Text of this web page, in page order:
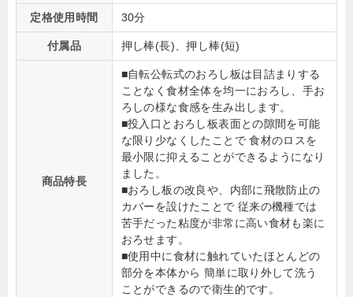
定格使用時間 30分
付属品 押し棒(長)、押し棒(短)
商品特長
■自転公転式のおろし板は目詰まりする
ことなく食材全体を均一におろし、手お
ろしの様な食感を生み出します。
■投入口とおろし板表面との隙間を可能
な限り少なくしたことで 食材のロスを
最小限に抑えることができるようになり
ました。
■おろし板の改良や、内部に飛散防止の
カバーを設けたことで 従来の機種では
苦手だった粘度が非常に高い食材も楽に
おろせます。
■使用中に食材に触れていたほとんどの
部分を本体から 簡単に取り外して洗う
ことができるので衛生的です。